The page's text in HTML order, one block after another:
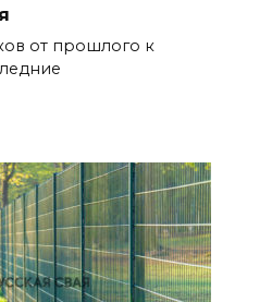
от прошлого к